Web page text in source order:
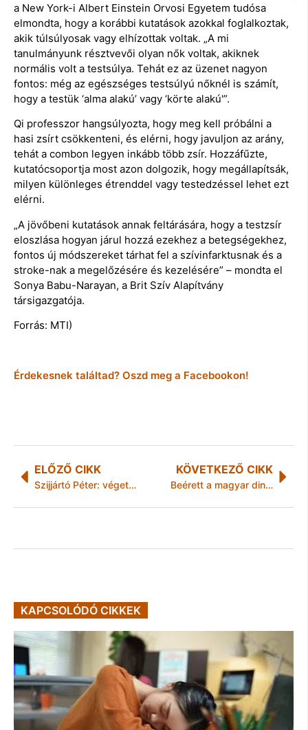
a New York-i Albert Einstein Orvosi Egyetem tudósa
elmondta, hogy a korábbi kutatások azokkal foglalkoztak,
akik túlsúlyosak vagy elhízottak voltak. „A mi
tanulmányunk résztvevői olyan nők voltak, akiknek
normális volt a testsúlya. Tehát ez az üzenet nagyon
fontos: még az egészséges testsúlyú nőknél is számít,
hogy a testük ‘alma alakú’ vagy ‘körte alakú'”.
Qi professzor hangsúlyozta, hogy meg kell próbálni a
hasi zsírt csökkenteni, és elérni, hogy javuljon az arány,
tehát a combon legyen inkább több zsír. Hozzáfűzte,
kutatócsoportja most azon dolgozik, hogy megállapítsák,
milyen különleges étrenddel vagy testedzéssel lehet ezt
elérni.
„A jövőbeni kutatások annak feltárására, hogy a testzsír
eloszlása hogyan járul hozzá ezekhez a betegségekhez,
fontos új módszereket tárhat fel a szívinfarktusnak és a
stroke-nak a megelőzésére és kezelésére” – mondta el
Sonya Babu-Narayan, a Brit Szív Alapítvány
társigazgatója.
Forrás: MTI)
Érdekesnek találtad? Oszd meg a Facebookon!
ELŐZŐ CIKK
Szijjártó Péter: véget kell vetni a beavatkozások és a kioktatás politikájának
KÖVETKEZŐ CIKK
Beérett a magyar dinnye! Indul a szezon a Lidl-ben!
KAPCSOLÓDÓ CIKKEK